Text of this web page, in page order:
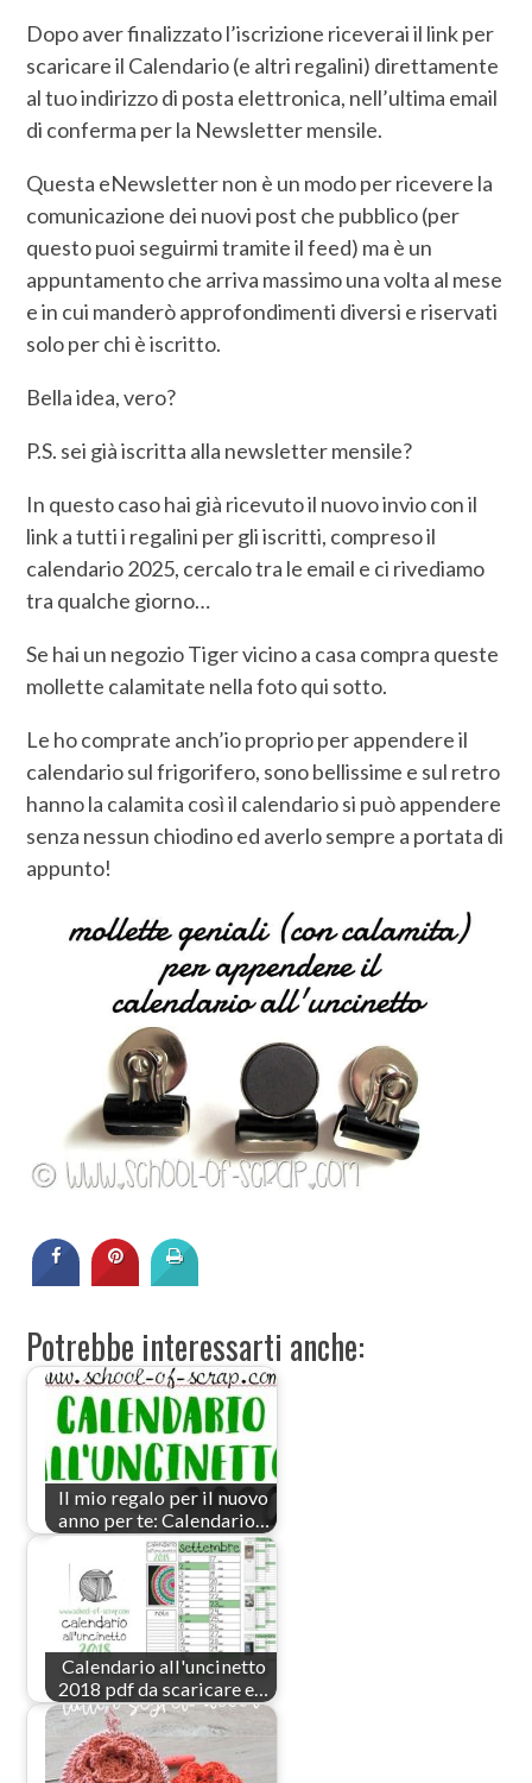
Dopo aver finalizzato l’iscrizione riceverai il link per
scaricare il Calendario (e altri regalini) direttamente
al tuo indirizzo di posta elettronica, nell’ultima email
di conferma per la Newsletter mensile.
Questa eNewsletter non è un modo per ricevere la
comunicazione dei nuovi post che pubblico (per
questo puoi seguirmi tramite il feed) ma è un
appuntamento che arriva massimo una volta al mese
e in cui manderò approfondimenti diversi e riservati
solo per chi è iscritto.
Bella idea, vero?
P.S. sei già iscritta alla newsletter mensile?
In questo caso hai già ricevuto il nuovo invio con il
link a tutti i regalini per gli iscritti, compreso il
calendario 2025, cercalo tra le email e ci rivediamo
tra qualche giorno…
Se hai un negozio Tiger vicino a casa compra queste
mollette calamitate nella foto qui sotto.
Le ho comprate anch’io proprio per appendere il
calendario sul frigorifero, sono bellissime e sul retro
hanno la calamita così il calendario si può appendere
senza nessun chiodino ed averlo sempre a portata di
appunto!
Potrebbe interessarti anche:
Il mio regalo per il nuovo
anno per te: Calendario…
Calendario all'uncinetto
2018 pdf da scaricare e…